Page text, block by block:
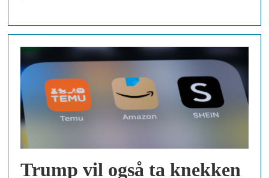
Trump vil også ta knekken